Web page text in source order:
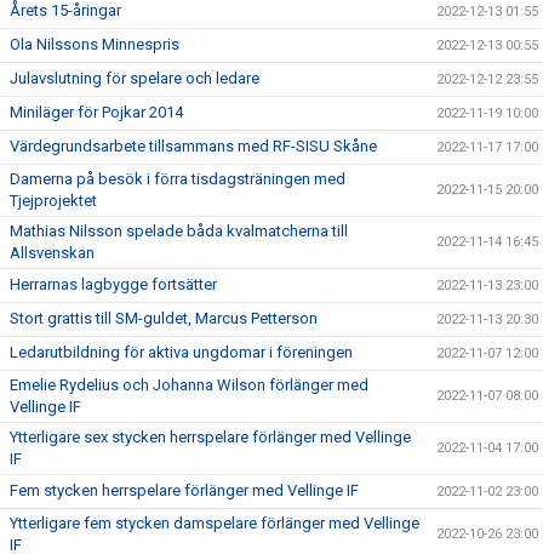
Årets 15-åringar 2022-12-13 01:55
Ola Nilssons Minnespris 2022-12-13 00:55
Julavslutning för spelare och ledare 2022-12-12 23:55
Miniläger för Pojkar 2014 2022-11-19 10:00
Värdegrundsarbete tillsammans med RF-SISU Skåne 2022-11-17 17:00
Damerna på besök i förra tisdagsträningen med
Tjejprojektet
2022-11-15 20:00
Mathias Nilsson spelade båda kvalmatcherna till
Allsvenskan
2022-11-14 16:45
Herrarnas lagbygge fortsätter 2022-11-13 23:00
Stort grattis till SM-guldet, Marcus Petterson 2022-11-13 20:30
Ledarutbildning för aktiva ungdomar i föreningen 2022-11-07 12:00
Emelie Rydelius och Johanna Wilson förlänger med
Vellinge IF
2022-11-07 08:00
Ytterligare sex stycken herrspelare förlänger med Vellinge
IF
2022-11-04 17:00
Fem stycken herrspelare förlänger med Vellinge IF 2022-11-02 23:00
Ytterligare fem stycken damspelare förlänger med Vellinge
IF
2022-10-26 23:00